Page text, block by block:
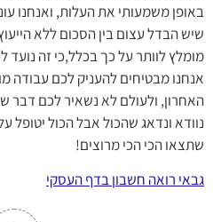
באופן משמעותי את העלות, ואנחנו
שיש הבדל עצום בין הסכום ללא
מומלץ לוותר על כך בכלל,כי זה
אנחנו מבטיחים להעניק לכם עבודה
האחרון, ולעולם לא נשאיר לכם דבר
נוודא ונדאג שהכול אבל הכול
שתצאו הכי הכי מרוצים!
גבאי רואה חשבון בדף העסקי